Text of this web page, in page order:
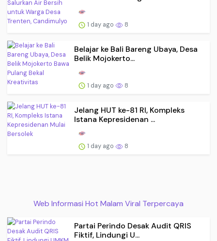
1 day ago 8
Belajar ke Bali Bareng Ubaya, Desa
Belik Mojokerto...
1 day ago 8
Jelang HUT ke-81 RI, Kompleks
Istana Kepresidenan ...
1 day ago 8
Web Informasi Hot Malam Viral Terpercaya
Partai Perindo Desak Audit QRIS
Fiktif, Lindungi U...